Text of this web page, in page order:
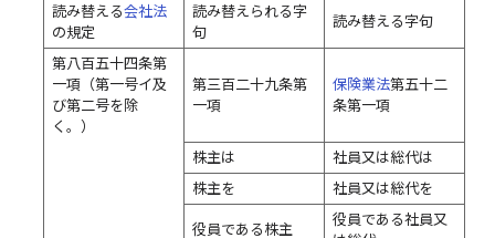
読み替える会社法
の規定
読み替えられる字
句
読み替える字句
第八百五十四条第
一項（第一号イ及
び第二号を除
く。）
第三百二十九条第
一項
保険業法第五十二
条第一項
株主は
社員又は総代は
株主を
社員又は総代を
役員である株主
役員である社員又